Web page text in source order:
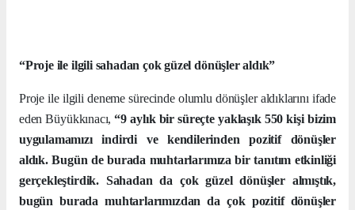
“Proje ile ilgili sahadan çok güzel dönüşler aldık”
Proje ile ilgili deneme sürecinde olumlu dönüşler aldıklarını ifade
eden Büyükkınacı,“9 aylık bir süreçte yaklaşık 550 kişi bizim
uygulamamızı indirdi ve kendilerinden pozitif dönüşler
aldık. Bugün de burada muhtarlarımıza bir tanıtım etkinliği
gerçekleştirdik. Sahadan da çok güzel dönüşler almıştık,
bugün burada muhtarlarımızdan da çok pozitif dönüşler